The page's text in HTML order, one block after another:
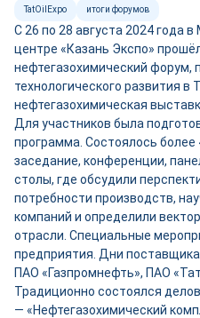
TatOilExpo итоги форумов
С 26 по 28 августа 2024 года
центре «Казань Экспо»
нефтегазохимический форум,
технологического развития
нефтегазохимическая
Для участников была
программа. Состоялось более
заседание, конференции,
столы, где обсудили
потребности производств,
компаний и определили
отрасли. Специальные
предприятия. Дни
ПАО «Газпромнефть», ПАО
Традиционно состоялся
— «Нефтегазохимический